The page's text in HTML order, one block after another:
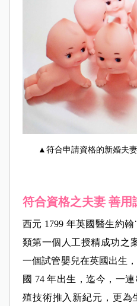
▲符合申請資格的新婚夫
符合資格之夫妻 善用
西元 1799 年英國醫生約翰
類第一個人工授精成功之
一個試管嬰兒在英國出生
國 74 年出生，迄今，一
殖技術推入新紀元，更為